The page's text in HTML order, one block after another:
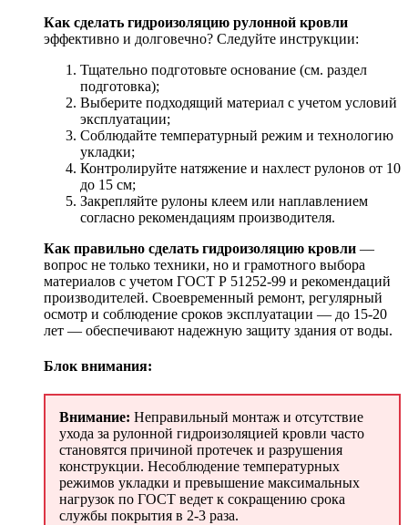
Как сделать гидроизоляцию рулонной кровли
эффективно и долговечно? Следуйте инструкции:
Тщательно подготовьте основание (см. раздел
подготовка);
Выберите подходящий материал с учетом условий
эксплуатации;
Соблюдайте температурный режим и технологию
укладки;
Контролируйте натяжение и нахлест рулонов от 10
до 15 см;
Закрепляйте рулоны клеем или наплавлением
согласно рекомендациям производителя.
Как правильно сделать гидроизоляцию кровли —
вопрос не только техники, но и грамотного выбора
материалов с учетом ГОСТ Р 51252-99 и рекомендаций
производителей. Своевременный ремонт, регулярный
осмотр и соблюдение сроков эксплуатации — до 15-20
лет — обеспечивают надежную защиту здания от воды.
Блок внимания:
Внимание: Неправильный монтаж и отсутствие
ухода за рулонной гидроизоляцией кровли часто
становятся причиной протечек и разрушения
конструкции. Несоблюдение температурных
режимов укладки и превышение максимальных
нагрузок по ГОСТ ведет к сокращению срока
службы покрытия в 2-3 раза.